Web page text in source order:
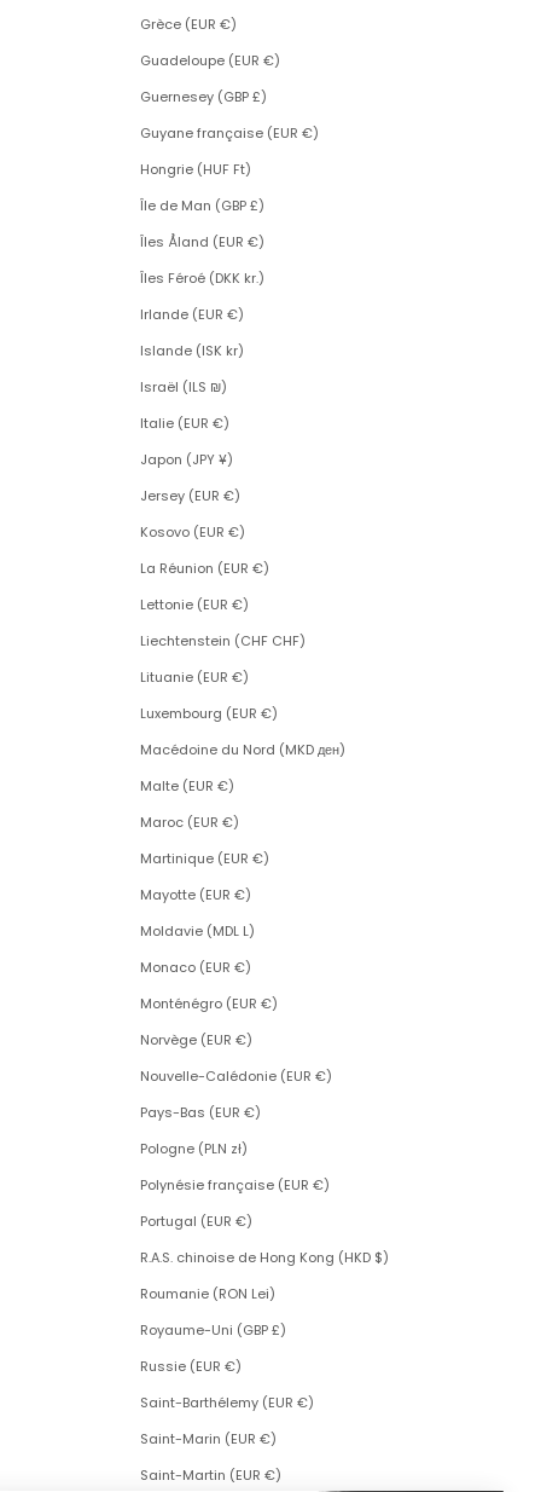
Grèce (EUR €)
Guadeloupe (EUR €)
Guernesey (GBP £)
Guyane française (EUR €)
Hongrie (HUF Ft)
Île de Man (GBP £)
Îles Åland (EUR €)
Îles Féroé (DKK kr.)
Irlande (EUR €)
Islande (ISK kr)
Israël (ILS ₪)
Italie (EUR €)
Japon (JPY ¥)
Jersey (EUR €)
Kosovo (EUR €)
La Réunion (EUR €)
Lettonie (EUR €)
Liechtenstein (CHF CHF)
Lituanie (EUR €)
Luxembourg (EUR €)
Macédoine du Nord (MKD ден)
Malte (EUR €)
Maroc (EUR €)
Martinique (EUR €)
Mayotte (EUR €)
Moldavie (MDL L)
Monaco (EUR €)
Monténégro (EUR €)
Norvège (EUR €)
Nouvelle-Calédonie (EUR €)
Pays-Bas (EUR €)
Pologne (PLN zł)
Polynésie française (EUR €)
Portugal (EUR €)
R.A.S. chinoise de Hong Kong (HKD $)
Roumanie (RON Lei)
Royaume-Uni (GBP £)
Russie (EUR €)
Saint-Barthélemy (EUR €)
Saint-Marin (EUR €)
Saint-Martin (EUR €)